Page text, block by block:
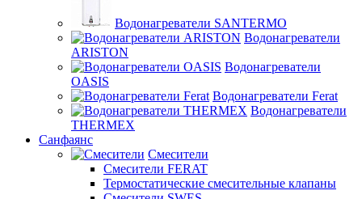
Водонагреватели SANTERMO
Водонагреватели
ARISTON
Водонагреватели
OASIS
Водонагреватели Ferat
Водонагреватели
THERMEX
Санфаянс
Смесители
Смесители FERAT
Термостатические смесительные клапаны